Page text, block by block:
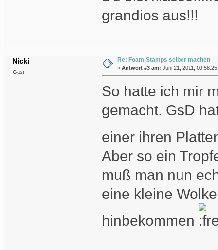
grandios aus!!!
Nicki
Gast
Re: Foam-Stamps selber machen
« Antwort #3 am: Juni 21, 2011,
So hatte ich mir
gemacht. GsD
einer ihren
Aber so ein
muß man nun
eine kleine
hinbekommen